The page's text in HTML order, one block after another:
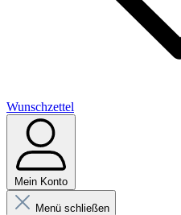
Wunschzettel
Mein Konto
Menü schließen